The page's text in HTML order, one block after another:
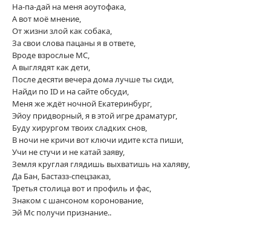
На-па-дай на меня аоутофака,
А вот моё мнение,
От жизни злой как собака,
За свои слова пацаны я в ответе,
Вроде взрослые МС,
А выглядят как дети,
После десяти вечера дома лучше ты сиди,
Найди по ID и на сайте обсуди,
Меня же ждёт ночной Екатеринбург,
Эйоу придворный, я в этой игре драматург,
Буду хирургом твоих сладких снов,
В ночи не кричи вот ключи идите кста пиши,
Учи не стучи и не катай заяву,
Земля круглая глядишь выхватишь на халяву,
Да Бан, Бастазз-спецзаказ,
Третья столица вот и профиль и фас,
Знаком с шансоном коронование,
Эй Мс получи признание..